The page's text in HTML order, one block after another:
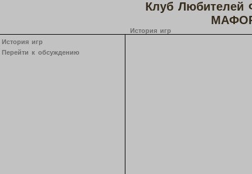
Клуб
История игр
История игр
Перейти к обсуждению